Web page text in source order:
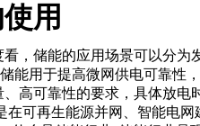
用
，储能的应用场景可以分
能用于提高微网供电可靠性
高可靠性的要求，具体放
在可再生能源并网、智能电